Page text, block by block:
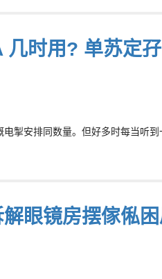
几时用? 单苏定
掣安排同数量。但好多时每当听
解眼镜房摆傢俬